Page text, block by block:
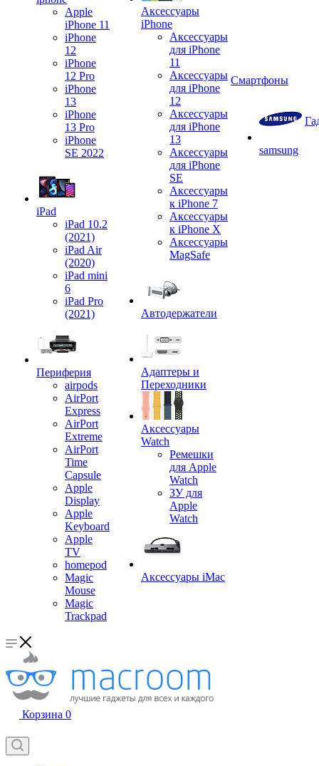
Apple
iPhone 11
iPhone
12
iPhone
12 Pro
iPhone
13
iPhone
13 Pro
iPhone
SE 2022
iPad
iPad 10.2
(2021)
iPad Air
(2020)
iPad mini
6
iPad Pro
(2021)
Периферия
airpods
AirPort
Express
AirPort
Extreme
AirPort
Time
Capsule
Apple
Display
Apple
Keyboard
Apple
TV
homepod
Magic
Mouse
Magic
Trackpad
Аксессуары
iPhone
Аксессуары
для iPhone
11
Аксессуары
для iPhone
12
Аксессуары
для iPhone
13
Аксессуары
для iPhone
SE
Аксессуары
к iPhone 7
Аксессуары
к iPhone X
Аксессуары
MagSafe
Автодержатели
Адаптеры и
Переходники
Аксессуары
Watch
Ремешки
для Apple
Watch
ЗУ для
Apple
Watch
Аксессуары iMac
Смартфоны
samsung
Корзина 0